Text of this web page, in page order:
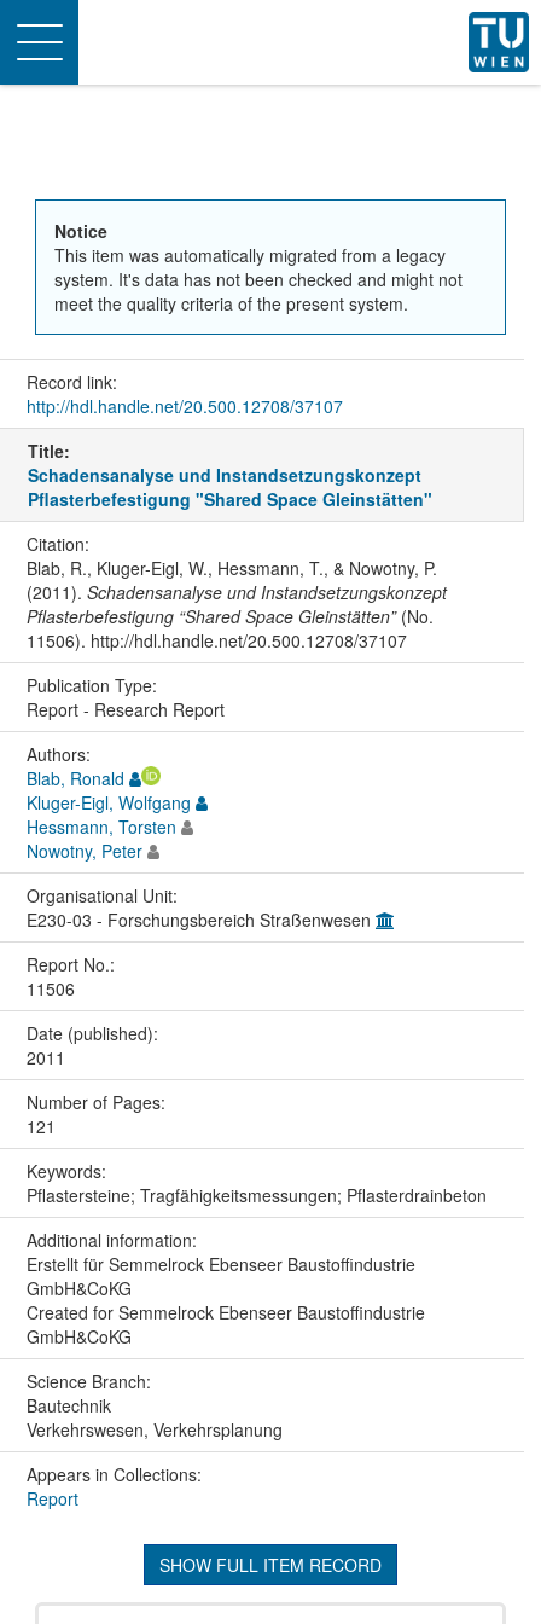
Toggle
navigation
Notice
This item was automatically migrated from a legacy
system. It's data has not been checked and might not
meet the quality criteria of the present system.
Record link:
http://hdl.handle.net/20.500.12708/37107
Title:
Schadensanalyse und Instandsetzungskonzept
Pflasterbefestigung "Shared Space Gleinstätten"
Citation:
Blab, R., Kluger-Eigl, W., Hessmann, T., & Nowotny, P.
(2011). Schadensanalyse und Instandsetzungskonzept
Pflasterbefestigung “Shared Space Gleinstätten”(No.
11506). http://hdl.handle.net/20.500.12708/37107
Publication Type:
Report - Research Report
Authors:
Blab, Ronald
Kluger-Eigl, Wolfgang
Hessmann, Torsten
Nowotny, Peter
Organisational Unit:
E230-03 - Forschungsbereich Straßenwesen
Report No.:
11506
Date (published):
2011
Number of Pages:
121
Keywords:
Pflastersteine; Tragfähigkeitsmessungen; Pflasterdrainbeton
Additional information:
Erstellt für Semmelrock Ebenseer Baustoffindustrie
GmbH&CoKG
Created for Semmelrock Ebenseer Baustoffindustrie
GmbH&CoKG
Science Branch:
Bautechnik
Verkehrswesen, Verkehrsplanung
Appears in Collections:
Report
SHOW FULL ITEM RECORD